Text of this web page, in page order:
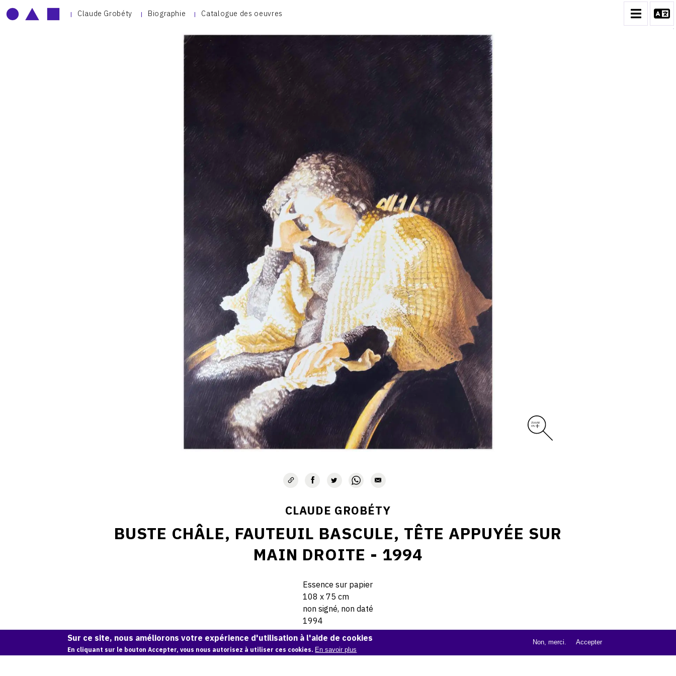
Claude Grobéty Biographie Catalogue des oeuvres
CONTACT
CLAUDE GROBÉTY
BUSTE CHÂLE, FAUTEUIL BASCULE, TÊTE APPUYÉE SUR
MAIN DROITE - 1994
Essence sur papier
108 x 75 cm
non signé, non daté
1994
© Claude Grobéty
Sur ce site, nous améliorons votre expérience d'utilisation à l'aide de cookies
En cliquant sur le bouton Accepter, vous nous autorisez à utiliser ces cookies. En savoir plus
Non, merci. Accepter